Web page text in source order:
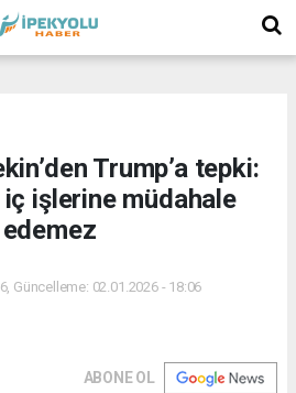
Trump’a tepki:
iç işlerine müdahale
edemez
Güncelleme: 02.01.2026 - 18:06
ABONE OL